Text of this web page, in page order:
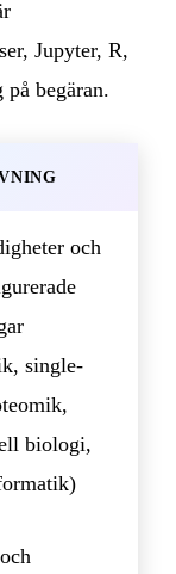
Jupyter, R,
begäran.
och
single-
biologi,